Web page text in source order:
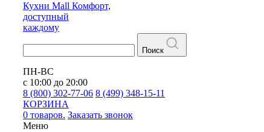
Кухни Mall Комфорт,
доступный
каждому
Поиск
ПН-ВС
с 10:00 до 20:00
8 (800) 302-77-06 8 (499) 348-15-11
КОРЗИНА
0 товаров. Заказать звонок
Меню